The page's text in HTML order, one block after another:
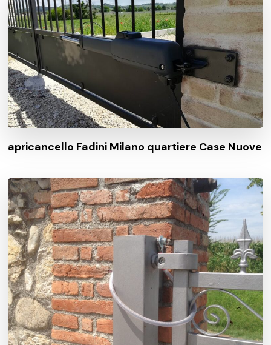
apricancello Fadini Milano quartiere Case Nuove